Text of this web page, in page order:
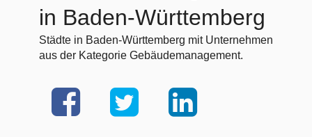
in Baden-Württemberg
Städte in Baden-Württemberg mit Unternehmen
aus der Kategorie Gebäudemanagement.